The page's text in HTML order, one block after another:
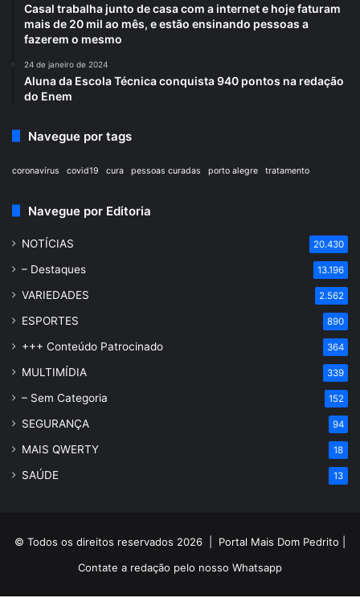
Casal trabalha junto de casa com a internet e hoje faturam
mais de 20 mil ao mês, e estão ensinando pessoas a
fazerem o mesmo
24 de janeiro de 2024
Aluna da Escola Técnica conquista 940 pontos na redação
do Enem
Navegue por tags
coronavírus covid19 cura pessoas curadas porto alegre tratamento
Navegue por Editoria
NOTÍCIAS 20.430
– Destaques 13.196
VARIEDADES 2.562
ESPORTES 890
+++ Conteúdo Patrocinado 364
MULTIMÍDIA 339
– Sem Categoria 152
SEGURANÇA 94
MAIS QWERTY 18
SAÚDE 13
© Todos os direitos reservados 2026 | Portal Mais Dom Pedrito
Contate a redação pelo nosso Whatsapp